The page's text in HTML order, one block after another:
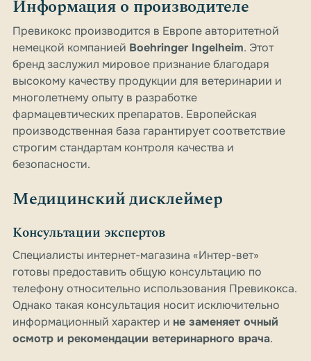
Информация о производителе
Превикокс производится в Европе авторитетной
немецкой компанией Boehringer Ingelheim. Этот
бренд заслужил мировое признание благодаря
высокому качеству продукции для ветеринарии и
многолетнему опыту в разработке
фармацевтических препаратов. Европейская
производственная база гарантирует соответствие
строгим стандартам контроля качества и
безопасности.
Медицинский дисклеймер
Консультации экспертов
Специалисты интернет-магазина «Интер-вет»
готовы предоставить общую консультацию по
телефону относительно использования Превикокса.
Однако такая консультация носит исключительно
информационный характер и не заменяет очный
осмотр и рекомендации ветеринарного врача.